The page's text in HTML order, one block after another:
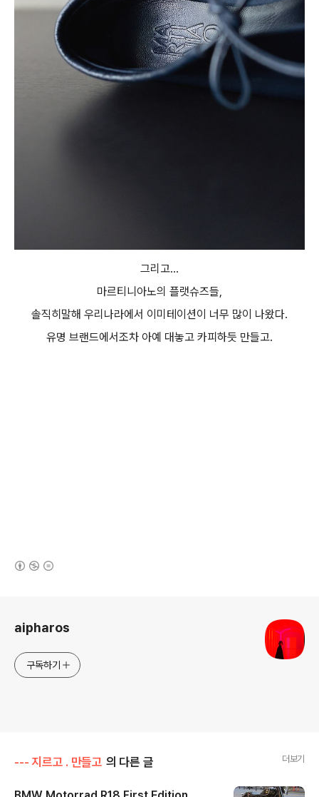
그리고...
마르티니아노의 플랫슈즈들,
솔직히말해 우리나라에서 이미테이션이 너무 많이 나왔다.
유명 브랜드에서조차 아예 대놓고 카피하듯 만들고.
aipharos
구독하기
--- 지르고 . 만들고 의 다른 글 더보기